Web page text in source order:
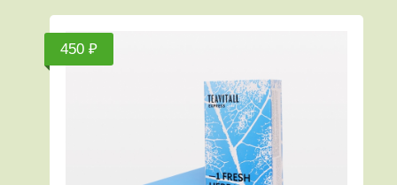
450 ₽